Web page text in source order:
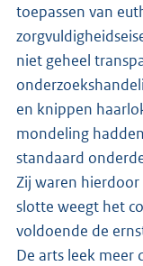
toepassen van
niet geheel
en knippen
mondeling
standaard
Zij waren hierdoor
slotte weegt het
voldoende de
De arts leek meer